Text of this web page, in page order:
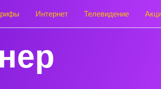
Интернет Телевидение